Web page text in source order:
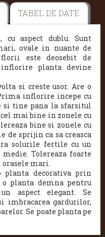
TABEL DE DATE
aspect dublu. Sunt
ovale in nuante de
este deosebit de
planta devine
si creste usor. Are o
inflorire incepe cu
tine pana la sfarsitul
mai bine in zonele cu
bine si zonele cu
de sprijin ca sa creasca
solurile fertile cu un
Tolereaza foarte
mari.
decorativa prin
planta demna pentru
aspect elegant. Se
imbracarea gardurilor,
Se poate planta pe